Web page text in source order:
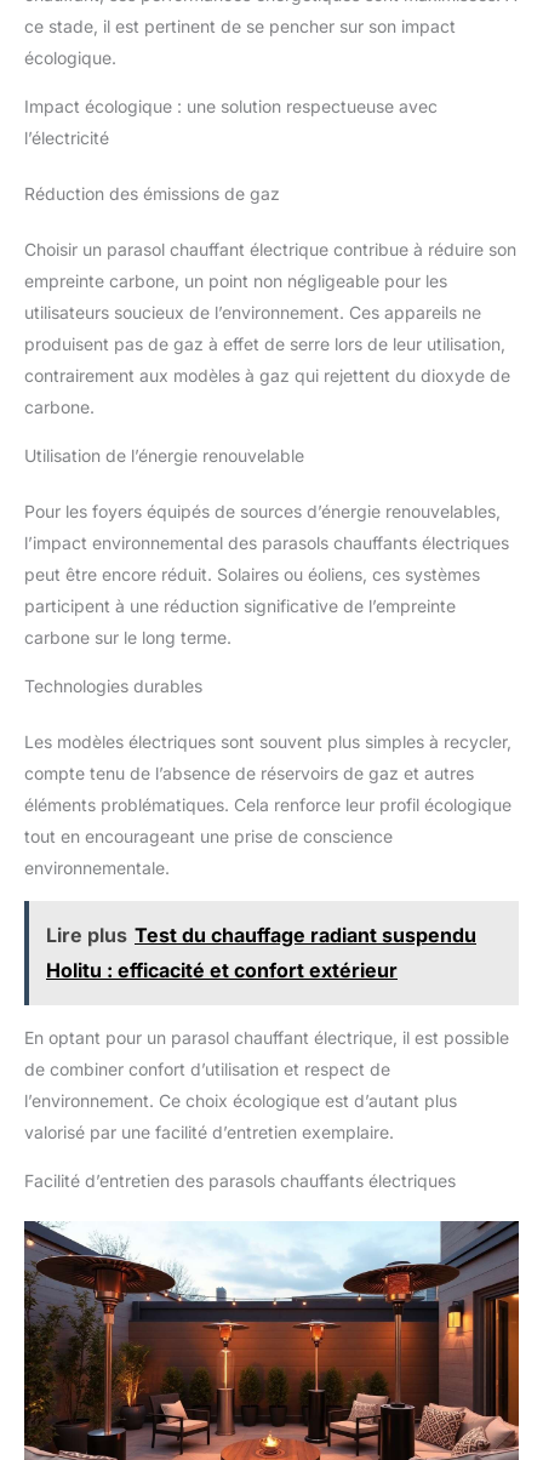
les invités qui séjournent. En outre, il est adapté pour diverses
applications telles que balcon et terrasse. Stabilité et durabilité
: soutenu par des tubes métalliques robustes, notre cloison de
ou ne s'use pas facilement, et est facile à nettoyer, garantissant
flexible : notre paravent se monte rapidement et facilement et
permet un démontage et un réassemblage faciles. Les
ce stade, il est pertinent de se pencher sur son impact
écologique.
Impact écologique : une solution respectueuse avec
l’électricité
Réduction des émissions de gaz
Choisir un parasol chauffant électrique contribue à réduire son
empreinte carbone, un point non négligeable pour les
utilisateurs soucieux de l’environnement. Ces appareils ne
produisent pas de gaz à effet de serre lors de leur utilisation,
contrairement aux modèles à gaz qui rejettent du dioxyde de
carbone.
Utilisation de l’énergie renouvelable
Pour les foyers équipés de sources d’énergie renouvelables,
l’impact environnemental des parasols chauffants électriques
peut être encore réduit. Solaires ou éoliens, ces systèmes
participent à une réduction significative de l’empreinte
carbone sur le long terme.
Technologies durables
Les modèles électriques sont souvent plus simples à recycler,
compte tenu de l’absence de réservoirs de gaz et autres
éléments problématiques. Cela renforce leur profil écologique
tout en encourageant une prise de conscience
environnementale.
Lire plus Test du chauffage radiant suspendu
Holitu : efficacité et confort extérieur
En optant pour un parasol chauffant électrique, il est possible
de combiner confort d’utilisation et respect de
l’environnement. Ce choix écologique est d’autant plus
valorisé par une facilité d’entretien exemplaire.
Facilité d’entretien des parasols chauffants électriques